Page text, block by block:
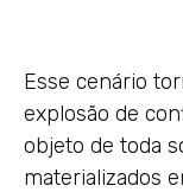
Esse cenário
explosão de
objeto de toda
materializados